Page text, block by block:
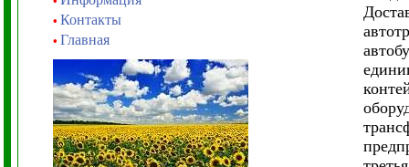
• Контакты
• Главная